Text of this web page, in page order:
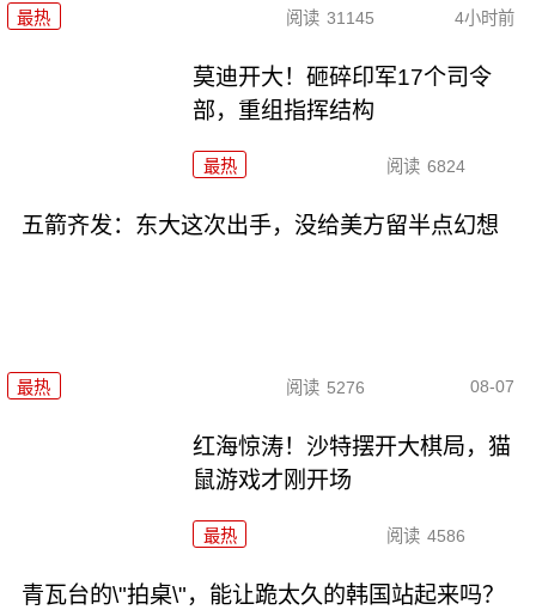
最热 阅读 31145 4小时前
莫迪开大！砸碎印军17个司令
部，重组指挥结构
最热 阅读 6824
五箭齐发：东大这次出手，没给美方留半点幻想
最热 阅读 5276 08-07
红海惊涛！沙特摆开大棋局，猫
鼠游戏才刚开场
最热 阅读 4586
青瓦台的\"拍桌\"，能让跪太久的韩国站起来吗？